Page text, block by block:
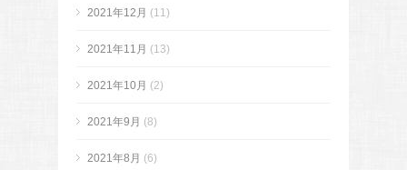
2021年12月 (11)
2021年11月 (13)
2021年10月 (2)
2021年9月 (8)
2021年8月 (6)